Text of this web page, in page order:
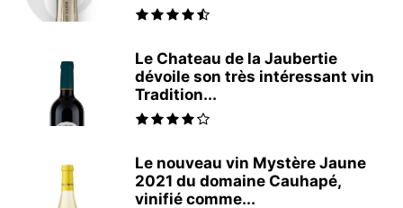
Le Chateau de la Jaubertie
dévoile son très intéressant vin
Tradition...
Le nouveau vin Mystère Jaune
2021 du domaine Cauhapé,
vinifié comme...